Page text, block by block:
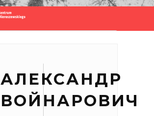
АЛЕКСАНДР
ВОЙНАРОВИЧ